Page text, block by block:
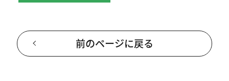
前のページに戻る